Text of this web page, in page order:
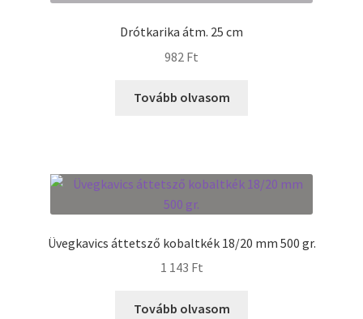
Drótkarika átm. 25 cm
982 Ft
Tovább olvasom
Üvegkavics áttetsző kobaltkék 18/20 mm 500 gr.
1 143 Ft
Tovább olvasom